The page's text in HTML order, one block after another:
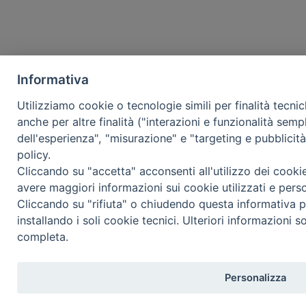
Informativa
Utilizziamo cookie o tecnologie simili per finalità
anche per altre finalità ("interazioni e funzionalità
dell'esperienza", "misurazione" e "targeting e
policy.
Cliccando su "accetta" acconsenti all'utilizzo dei
avere maggiori informazioni sui cookie utilizzati e
Cliccando su "rifiuta" o chiudendo questa informativa
installando i soli cookie tecnici. Ulteriori informazioni
completa.
Personalizza